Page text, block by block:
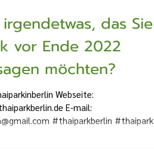
das Sie
vor Ende 2022
möchten?
Webseite:
E-mail:
#thaiparkberlin #thaipark...